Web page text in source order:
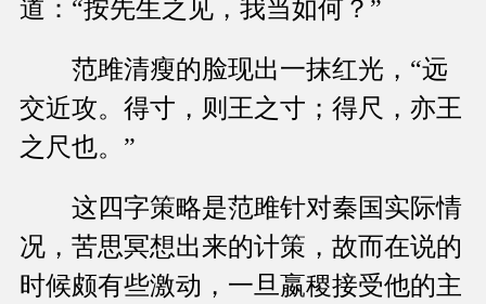
道：“按先生之见，我当如何？”
范雎清瘦的脸现出一抹红光，“远
交近攻。得寸，则王之寸；得尺，亦王
之尺也。”
这四字策略是范雎针对秦国实际情
况，苦思冥想出来的计策，故而在说的
时候颇有些激动，一旦嬴稷接受他的主